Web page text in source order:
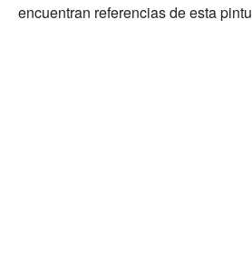
encuentran referencias de esta